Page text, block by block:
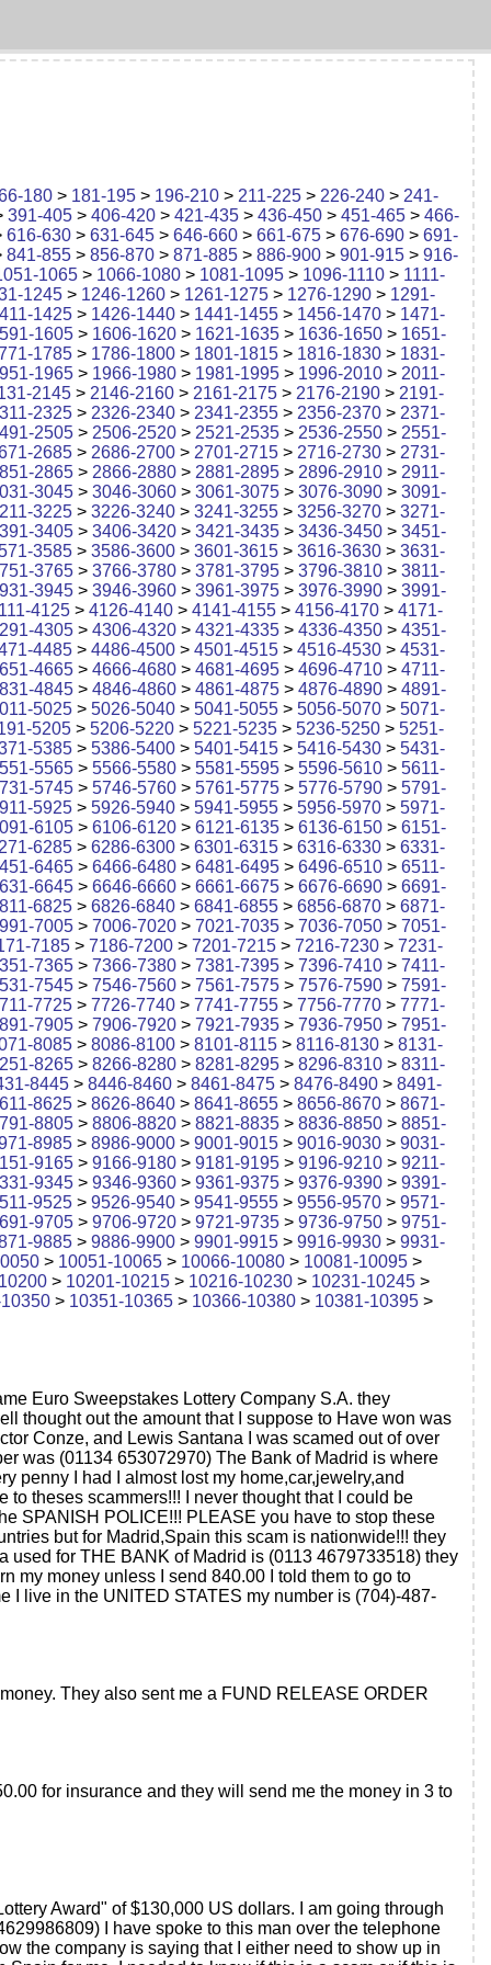
180 > 181-195 > 196-210 > 211-225 > 226-240 > 241-
391-405 > 406-420 > 421-435 > 436-450 > 451-465 > 466-
616-630 > 631-645 > 646-660 > 661-675 > 676-690 > 691-
841-855 > 856-870 > 871-885 > 886-900 > 901-915 > 916-
1065 > 1066-1080 > 1081-1095 > 1096-1110 > 1111-
1245 > 1246-1260 > 1261-1275 > 1276-1290 > 1291-
1425 > 1426-1440 > 1441-1455 > 1456-1470 > 1471-
1605 > 1606-1620 > 1621-1635 > 1636-1650 > 1651-
1785 > 1786-1800 > 1801-1815 > 1816-1830 > 1831-
1965 > 1966-1980 > 1981-1995 > 1996-2010 > 2011-
2145 > 2146-2160 > 2161-2175 > 2176-2190 > 2191-
2325 > 2326-2340 > 2341-2355 > 2356-2370 > 2371-
2505 > 2506-2520 > 2521-2535 > 2536-2550 > 2551-
2685 > 2686-2700 > 2701-2715 > 2716-2730 > 2731-
2865 > 2866-2880 > 2881-2895 > 2896-2910 > 2911-
3045 > 3046-3060 > 3061-3075 > 3076-3090 > 3091-
3225 > 3226-3240 > 3241-3255 > 3256-3270 > 3271-
3405 > 3406-3420 > 3421-3435 > 3436-3450 > 3451-
3585 > 3586-3600 > 3601-3615 > 3616-3630 > 3631-
3765 > 3766-3780 > 3781-3795 > 3796-3810 > 3811-
3945 > 3946-3960 > 3961-3975 > 3976-3990 > 3991-
4125 > 4126-4140 > 4141-4155 > 4156-4170 > 4171-
4305 > 4306-4320 > 4321-4335 > 4336-4350 > 4351-
4485 > 4486-4500 > 4501-4515 > 4516-4530 > 4531-
4665 > 4666-4680 > 4681-4695 > 4696-4710 > 4711-
4845 > 4846-4860 > 4861-4875 > 4876-4890 > 4891-
5025 > 5026-5040 > 5041-5055 > 5056-5070 > 5071-
5205 > 5206-5220 > 5221-5235 > 5236-5250 > 5251-
5385 > 5386-5400 > 5401-5415 > 5416-5430 > 5431-
5565 > 5566-5580 > 5581-5595 > 5596-5610 > 5611-
5745 > 5746-5760 > 5761-5775 > 5776-5790 > 5791-
5925 > 5926-5940 > 5941-5955 > 5956-5970 > 5971-
6105 > 6106-6120 > 6121-6135 > 6136-6150 > 6151-
6285 > 6286-6300 > 6301-6315 > 6316-6330 > 6331-
6465 > 6466-6480 > 6481-6495 > 6496-6510 > 6511-
6645 > 6646-6660 > 6661-6675 > 6676-6690 > 6691-
6825 > 6826-6840 > 6841-6855 > 6856-6870 > 6871-
7005 > 7006-7020 > 7021-7035 > 7036-7050 > 7051-
7185 > 7186-7200 > 7201-7215 > 7216-7230 > 7231-
7365 > 7366-7380 > 7381-7395 > 7396-7410 > 7411-
7545 > 7546-7560 > 7561-7575 > 7576-7590 > 7591-
7725 > 7726-7740 > 7741-7755 > 7756-7770 > 7771-
7905 > 7906-7920 > 7921-7935 > 7936-7950 > 7951-
8085 > 8086-8100 > 8101-8115 > 8116-8130 > 8131-
8265 > 8266-8280 > 8281-8295 > 8296-8310 > 8311-
8445 > 8446-8460 > 8461-8475 > 8476-8490 > 8491-
8625 > 8626-8640 > 8641-8655 > 8656-8670 > 8671-
8805 > 8806-8820 > 8821-8835 > 8836-8850 > 8851-
8985 > 8986-9000 > 9001-9015 > 9016-9030 > 9031-
9165 > 9166-9180 > 9181-9195 > 9196-9210 > 9211-
9345 > 9346-9360 > 9361-9375 > 9376-9390 > 9391-
9525 > 9526-9540 > 9541-9555 > 9556-9570 > 9571-
9705 > 9706-9720 > 9721-9735 > 9736-9750 > 9751-
9885 > 9886-9900 > 9901-9915 > 9916-9930 > 9931-
> 10051-10065 > 10066-10080 > 10081-10095 >
> 10201-10215 > 10216-10230 > 10231-10245 >
> 10351-10365 > 10366-10380 > 10381-10395 >
Euro Sweepstakes Lottery Company S.A. they
thought out the amount that I suppose to Have won was
Conze, and Lewis Santana I was scamed out of over
was (01134 653072970) The Bank of Madrid is where
penny I had I almost lost my home,car,jewelry,and
theses scammers!!! I never thought that I could be
SPANISH POLICE!!! PLEASE you have to stop these
but for Madrid,Spain this scam is nationwide!!! they
for THE BANK of Madrid is (0113 4679733518) they
my money unless I send 840.00 I told them to go to
I live in the UNITED STATES my number is (704)-487-
They also sent me a FUND RELEASE ORDER
for insurance and they will send me the money in 3 to
Award" of $130,000 US dollars. I am going through
I have spoke to this man over the telephone
the company is saying that I either need to show up in